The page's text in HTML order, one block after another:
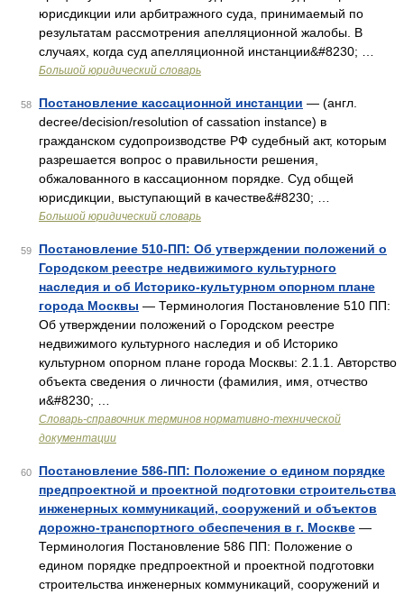
юрисдикции или арбитражного суда, принимаемый по
результатам рассмотрения апелляционной жалобы. В
случаях, когда суд апелляционной инстанции&#8230; …
Большой юридический словарь
58 Постановление кассационной инстанции — (англ.
decree/decision/resolution of cassation instance) в
гражданском судопроизводстве РФ судебный акт, которым
разрешается вопрос о правильности решения,
обжалованного в кассационном порядке. Суд общей
юрисдикции, выступающий в качестве&#8230; …
Большой юридический словарь
59
Постановление 510-ПП: Об утверждении положений о
Городском реестре недвижимого культурного
наследия и об Историко-культурном опорном плане
города Москвы — Терминология Постановление 510 ПП:
Об утверждении положений о Городском реестре
недвижимого культурного наследия и об Историко
культурном опорном плане города Москвы: 2.1.1. Авторство
объекта сведения о личности (фамилия, имя, отчество
и&#8230; …
Словарь-справочник терминов нормативно-технической
документации
60
Постановление 586-ПП: Положение о едином порядке
предпроектной и проектной подготовки строительства
инженерных коммуникаций, сооружений и объектов
дорожно-транспортного обеспечения в г. Москве —
Терминология Постановление 586 ПП: Положение о
едином порядке предпроектной и проектной подготовки
строительства инженерных коммуникаций, сооружений и